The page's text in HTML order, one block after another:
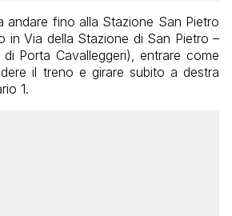
andare fino alla Stazione San Pietro
in Via della Stazione di San Pietro –
Porta Cavalleggeri), entrare come
il treno e girare subito a destra
1.